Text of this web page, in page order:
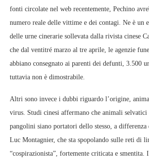
fonti circolate nel web recentemente, Pechino
numero reale delle vittime e dei contagi. Ne è un
delle urne cinerarie sollevata dalla rivista cinese
che dal ventitré marzo al tre aprile, le agenzie
abbiano consegnato ai parenti dei defunti, 3.500
tuttavia non è dimostrabile.
Altri sono invece i dubbi riguardo l’origine,
virus. Studi cinesi affermano che animali
pangolini siano portatori dello stesso, a differenza
Luc Montagnier, che sta spopolando sulle reti di
“cospirazionista”, fortemente criticata e smentita.